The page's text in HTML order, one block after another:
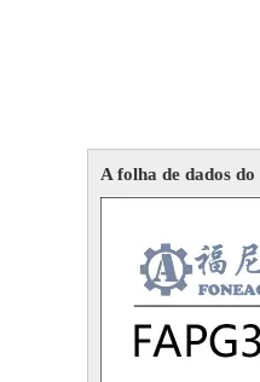
A folha de dados